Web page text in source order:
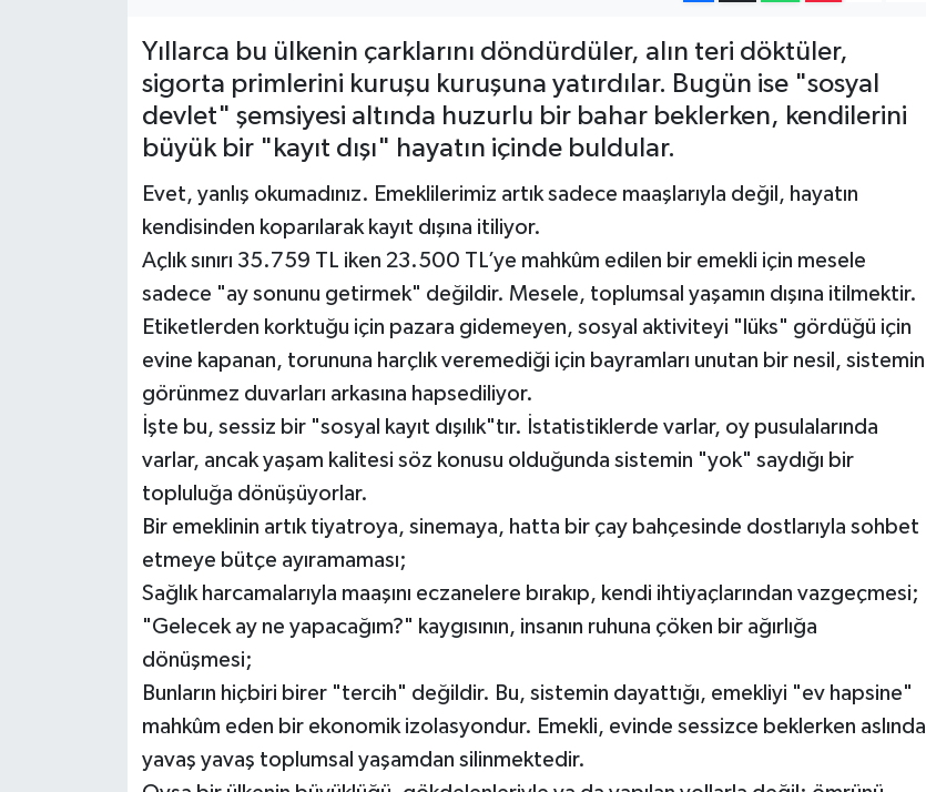
Yıllarca bu ülkenin çarklarını döndürdüler, alın teri döktüler,
sigorta primlerini kuruşu kuruşuna yatırdılar. Bugün ise "sosyal
devlet" şemsiyesi altında huzurlu bir bahar beklerken, kendilerini
büyük bir "kayıt dışı" hayatın içinde buldular.
Evet, yanlış okumadınız. Emeklilerimiz artık sadece maaşlarıyla değil, hayatın
kendisinden koparılarak kayıt dışına itiliyor.
Açlık sınırı 35.759 TL iken 23.500 TL’ye mahkûm edilen bir emekli için mesele
sadece "ay sonunu getirmek" değildir. Mesele, toplumsal yaşamın dışına itilmektir.
Etiketlerden korktuğu için pazara gidemeyen, sosyal aktiviteyi "lüks" gördüğü için
evine kapanan, torununa harçlık veremediği için bayramları unutan bir nesil, sistemin
görünmez duvarları arkasına hapsediliyor.
İşte bu, sessiz bir "sosyal kayıt dışılık"tır. İstatistiklerde varlar, oy pusulalarında
varlar, ancak yaşam kalitesi söz konusu olduğunda sistemin "yok" saydığı bir
topluluğa dönüşüyorlar.
Bir emeklinin artık tiyatroya, sinemaya, hatta bir çay bahçesinde dostlarıyla sohbet
etmeye bütçe ayıramaması;
Sağlık harcamalarıyla maaşını eczanelere bırakıp, kendi ihtiyaçlarından vazgeçmesi;
"Gelecek ay ne yapacağım?" kaygısının, insanın ruhuna çöken bir ağırlığa
dönüşmesi;
Bunların hiçbiri birer "tercih" değildir. Bu, sistemin dayattığı, emekliyi "ev hapsine"
mahkûm eden bir ekonomik izolasyondur. Emekli, evinde sessizce beklerken aslında
yavaş yavaş toplumsal yaşamdan silinmektedir.
Resmi İlanlar
Sinemalar
Video Haber
Yeme-İçme